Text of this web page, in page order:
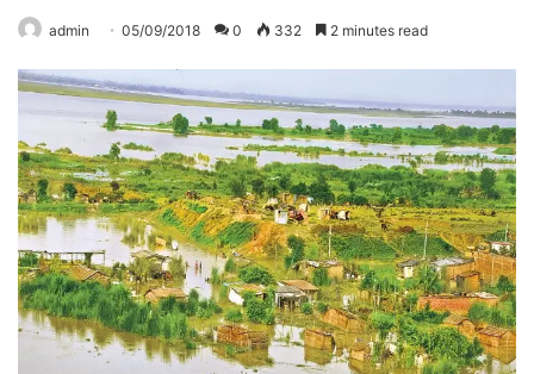
admin 05/09/2018 0 332 2 minutes read